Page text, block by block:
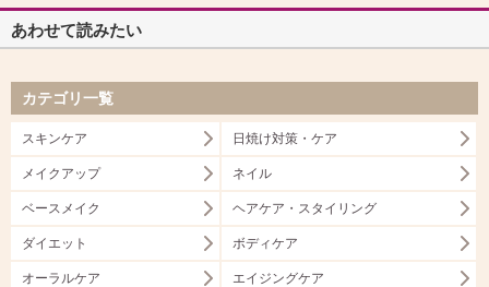
あわせて読みたい
カテゴリ一覧
スキンケア 日焼け対策・ケア
メイクアップ ネイル
ベースメイク ヘアケア・スタイリング
ダイエット ボディケア
オーラルケア エイジングケア